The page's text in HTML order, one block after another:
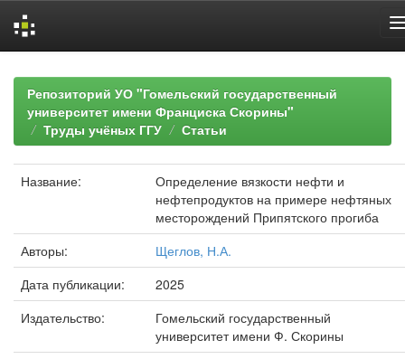
navigationРепозиторий УО "Гомельский государственный
университет имени Франциска Скорины"
Труды учёных ГГУ
Статьи
Название:
Определение вязкости нефти и
нефтепродуктов на примере нефтяных
месторождений Припятского прогиба
Авторы:
Щеглов, Н.А.
Дата публикации:
2025
Издательство:
Гомельский государственный
университет имени Ф. Скорины